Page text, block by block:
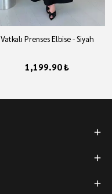
Vatkalı Prenses Elbise - Siyah
1,199.90 ₺